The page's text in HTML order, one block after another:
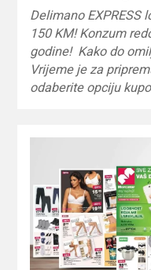
Delimano EXPRESS
150 KM! Konzum
godine! Kako do
Vrijeme je za
odaberite opciju